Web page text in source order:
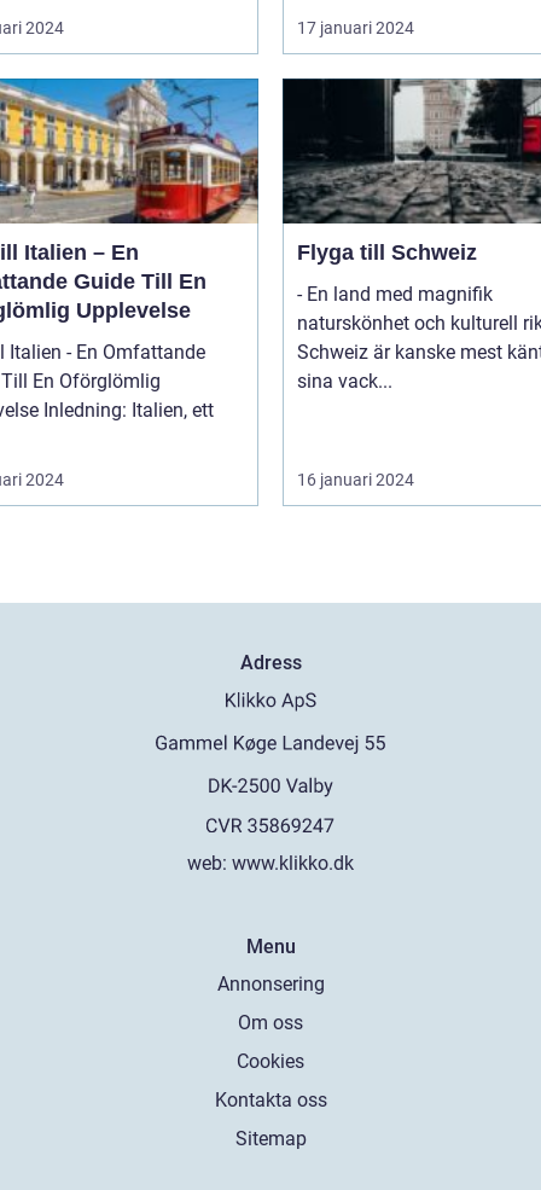
2024 17 januari 2024
Italien – En
Guide Till En
Upplevelse
Italien - En Omfattande
En Oförglömlig
Italien, ett
2024
Flyga till Schweiz
- En land med magnifik
naturskönhet och kulturell
Schweiz är kanske mest
sina vack...
16 januari 2024
Adress
web: www.klikko.dk
Menu
Annonsering
Om oss
Cookies
Kontakta oss
Sitemap